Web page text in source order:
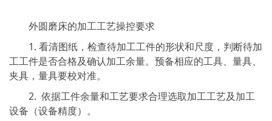
外圆磨床的加工工艺操控要求
1. 看清图纸，检查待加工工件的形状和尺度，判断待加
工工件是否合格及确认加工余量。预备相应的工具、量具、
夹具，量具要校对准。
2. 依据工件余量和工艺要求合理选取加工工艺及加工
设备（设备精度）。